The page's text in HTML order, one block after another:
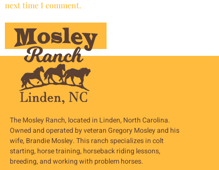
next time I comment.
The Mosley Ranch, located in Linden, North Carolina.
Owned and operated by veteran Gregory Mosley and his
wife, Brandie Mosley. This ranch specializes in colt
starting, horse training, horseback riding lessons,
breeding, and working with problem horses.